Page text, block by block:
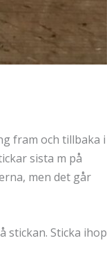
fram och tillbaka i
sista m på
men det går
stickan. Sticka ihop